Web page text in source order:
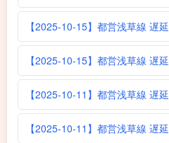
【2025-10-15】都営浅草線 遅延
【2025-10-15】都営浅草線 遅延
【2025-10-11】都営浅草線 遅延
【2025-10-11】都営浅草線 遅延